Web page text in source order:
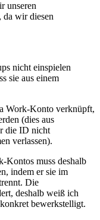
unseren
da wir diesen
nicht einspielen
sie aus einem
Work-Konto verknüpft,
(dies aus
die ID nicht
verlassen).
Kontos muss deshalb
indem er sie im
Die
deshalb weiß ich
bewerkstelligt.